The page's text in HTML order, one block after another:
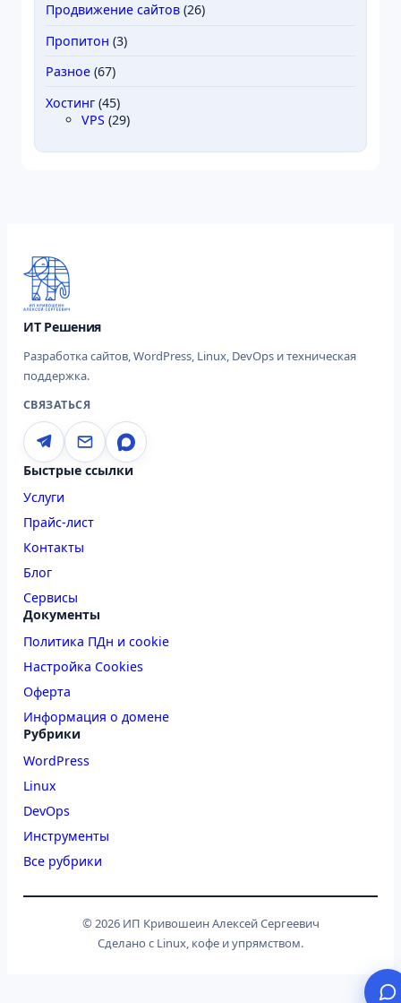
Продвижение сайтов (26)
Пропитон (3)
Разное (67)
Хостинг (45)
VPS (29)
ИТ Решения
Разработка сайтов, WordPress, Linux, DevOps и техническая
поддержка.
СВЯЗАТЬСЯ
Быстрые ссылки
Услуги
Прайс-лист
Контакты
Блог
Сервисы
Документы
Политика ПДн и cookie
Настройка Cookies
Оферта
Информация о домене
Рубрики
WordPress
Linux
DevOps
Инструменты
Все рубрики
© 2026 ИП Кривошеин Алексей Сергеевич
Сделано с Linux, кофе и упрямством.